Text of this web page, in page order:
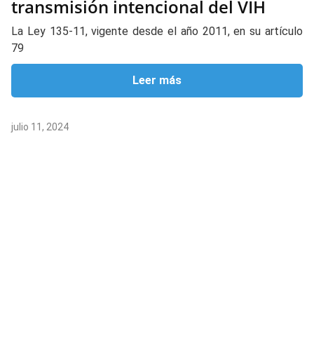
transmisión intencional del VIH
La Ley 135-11, vigente desde el año 2011, en su artículo
79
Leer más
julio 11, 2024